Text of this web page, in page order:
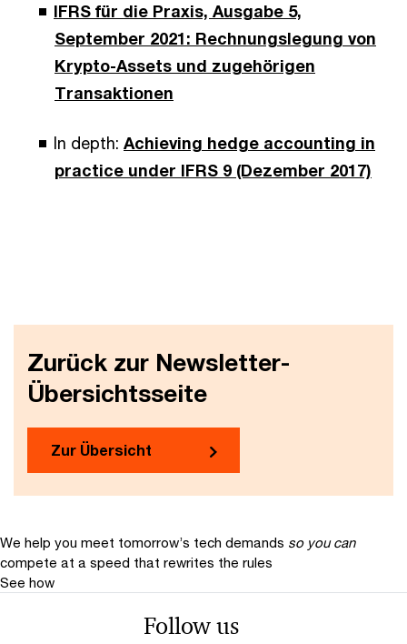
IFRS für die Praxis, Ausgabe 5,
September 2021: Rechnungslegung von
Krypto-Assets und zugehörigen
Transaktionen
In depth: Achieving hedge accounting in
practice under IFRS 9 (Dezember 2017)
Zurück zur Newsletter-
Übersichtsseite
Zur Übersicht
We help you meet tomorrow’s tech demands so you can
compete at a speed that rewrites the rules
See how
Follow us